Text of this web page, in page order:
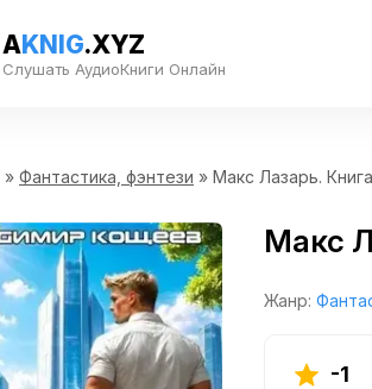
AKNIG.XYZ
Слушать АудиоКниги Онлайн
» Фантастика, фэнтези » Макс Лазарь. Книга
Макс
Жанр:
-1